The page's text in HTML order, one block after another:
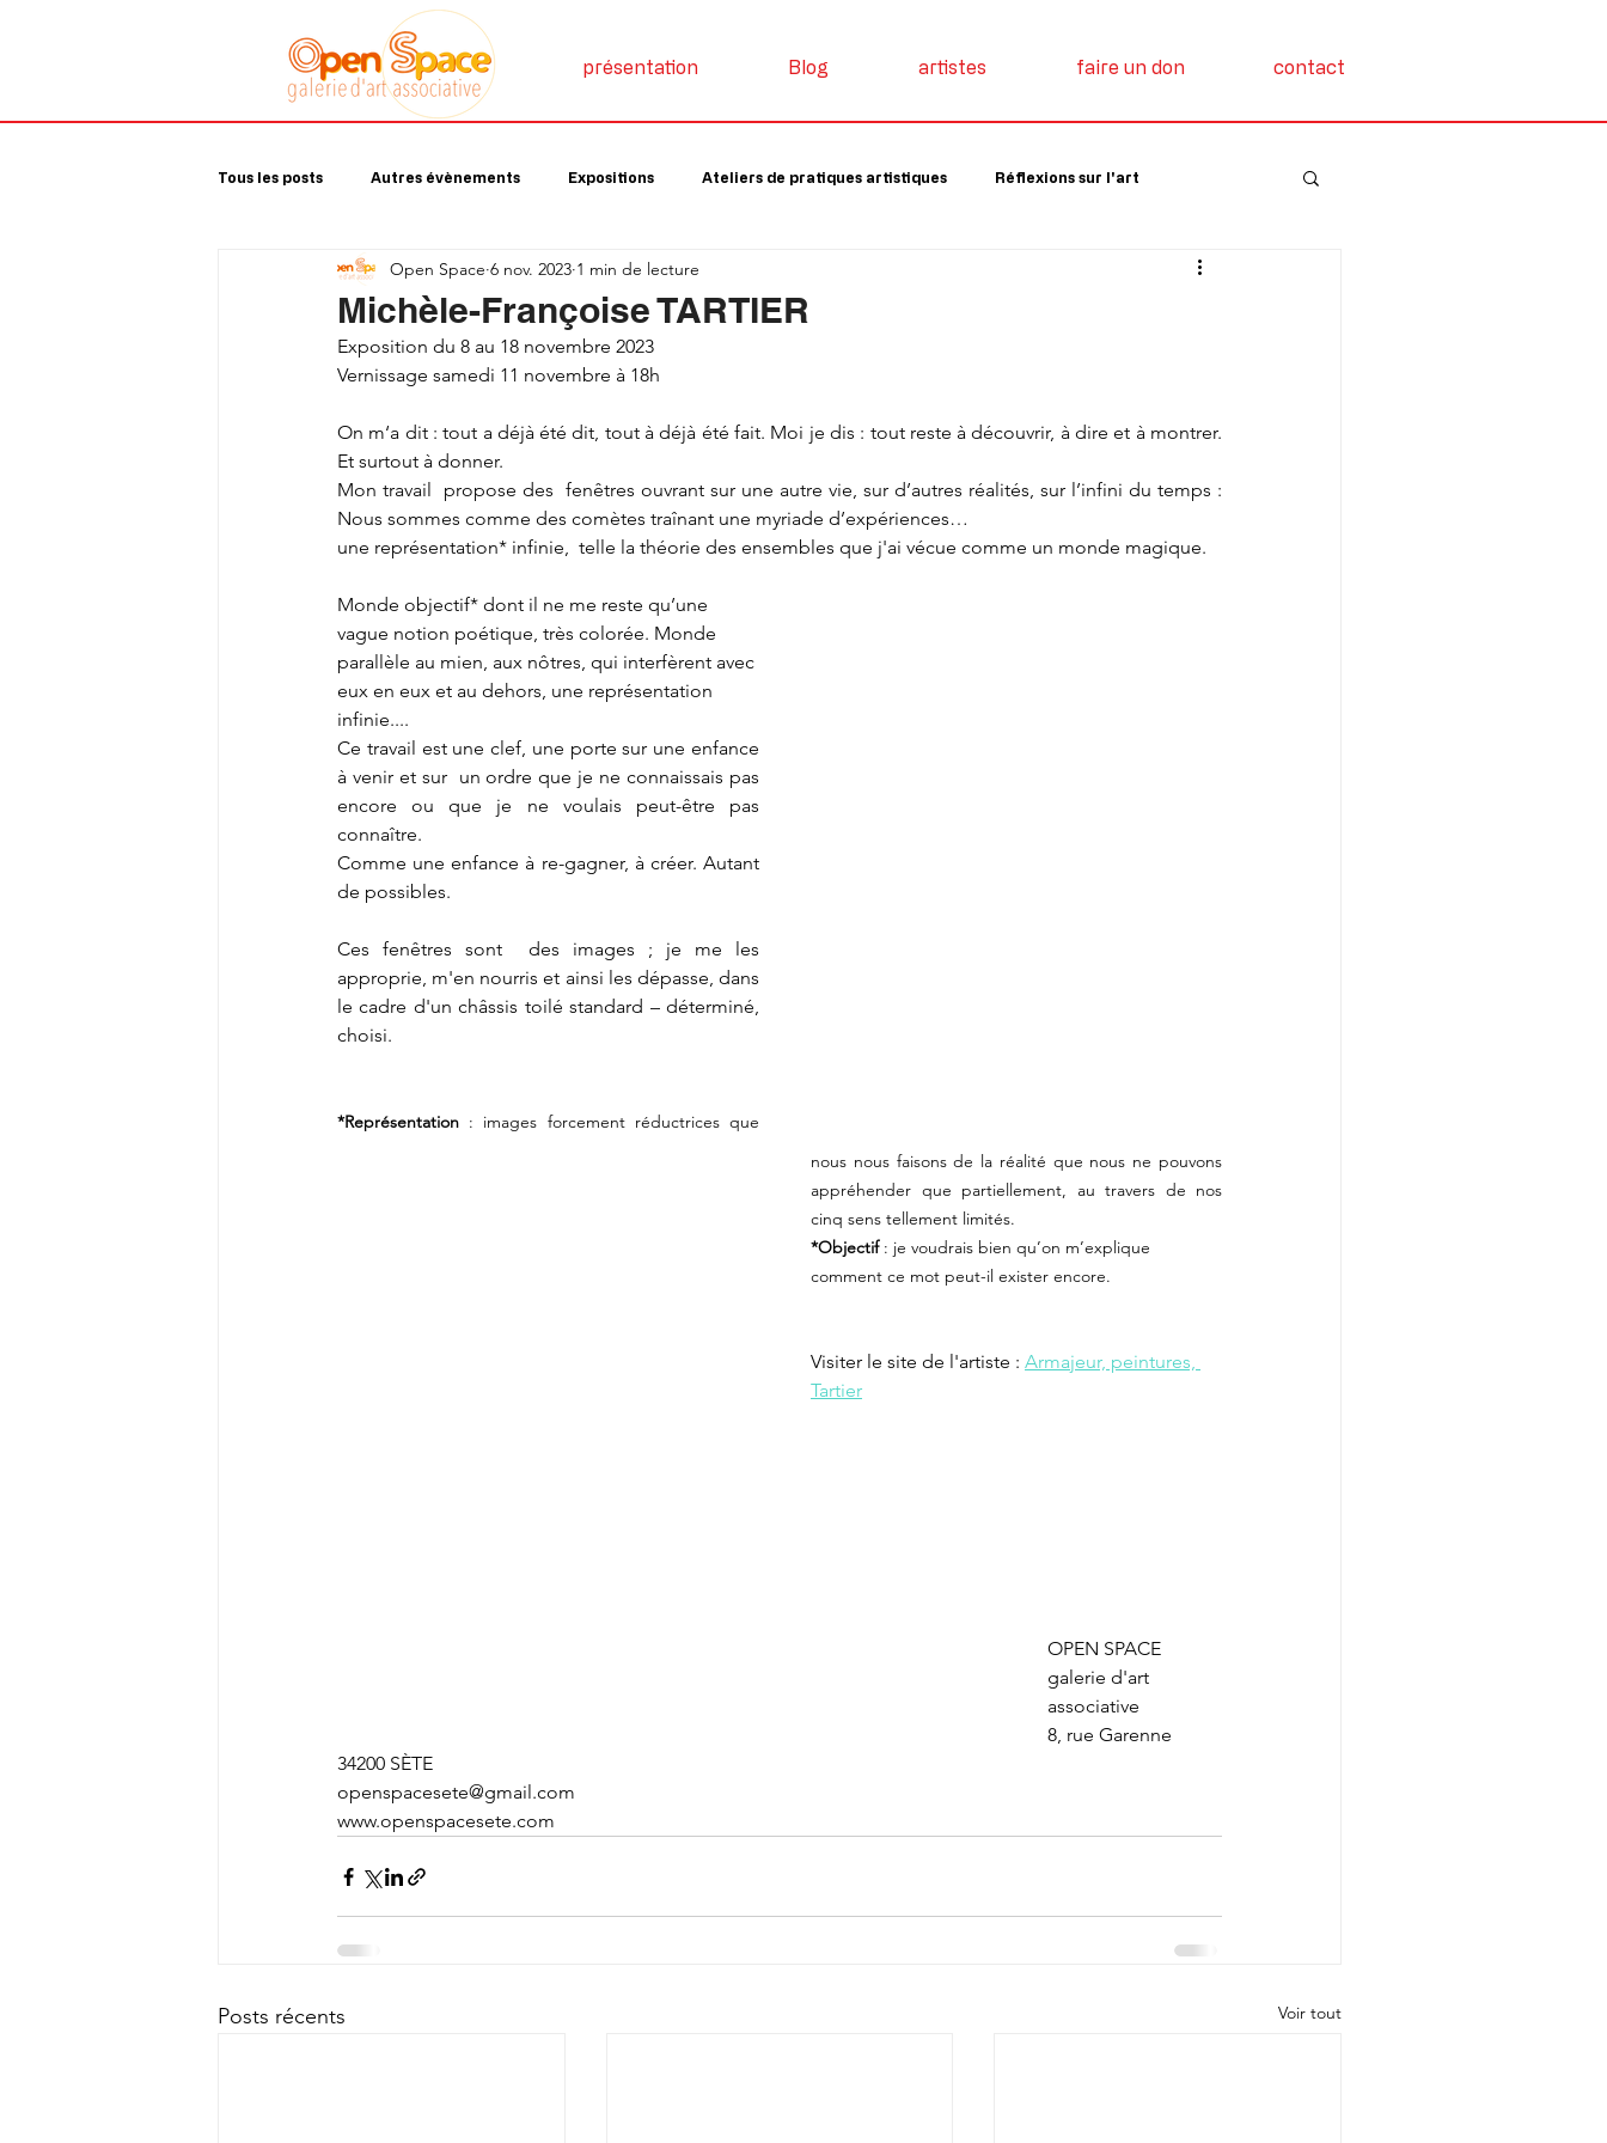
Galerie art
associative
présentation Blog artistes faire un don contact
Tous les posts Autres évènements Expositions Ateliers de pratiques artistiques Réflexions sur l'art
Michèle-Françoise TARTIER
Open Space 6 nov. 2023 1 min de lecture
Exposition du 8 au 18 novembre 2023
Vernissage samedi 11 novembre à 18h
On m‘a dit : tout a déjà été dit, tout à déjà été fait. Moi je dis : tout reste à découvrir, à dire et à montrer.
Et surtout à donner.
Mon travail  propose des  fenêtres ouvrant sur une autre vie, sur d’autres réalités, sur l’infini du temps :
Nous sommes comme des comètes traînant une myriade d’expériences…
une représentation* infinie,  telle la théorie des ensembles que j'ai vécue comme un monde magique.
Monde objectif* dont il ne me reste qu’une
vague notion poétique, très colorée. Monde
parallèle au mien, aux nôtres, qui interfèrent avec
eux en eux et au dehors, une représentation
infinie....
Ce travail est une clef, une porte sur une enfance
à venir et sur  un ordre que je ne connaissais pas
encore ou que je ne voulais peut-être pas
connaître.
Comme une enfance à re-gagner, à créer. Autant
de possibles.
Ces fenêtres sont  des images ; je me les
approprie, m'en nourris et ainsi les dépasse, dans
le cadre d'un châssis toilé standard – déterminé,
choisi.
*Représentation : images forcement réductrices que
nous nous faisons de la réalité que nous ne pouvons
appréhender que partiellement, au travers de nos
cinq sens tellement limités.
*Objectif : je voudrais bien qu’on m’explique
comment ce mot peut-il exister encore.
Visiter le site de l'artiste : Armajeur, peintures,
Tartier
OPEN SPACE
galerie d'art
associative
8, rue Garenne
34200 SÈTE
openspacesete@gmail.com
www.openspacesete.com
Posts récents Voir tout